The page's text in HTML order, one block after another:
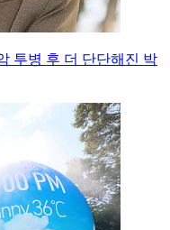
투병 후 더 단단해진 박